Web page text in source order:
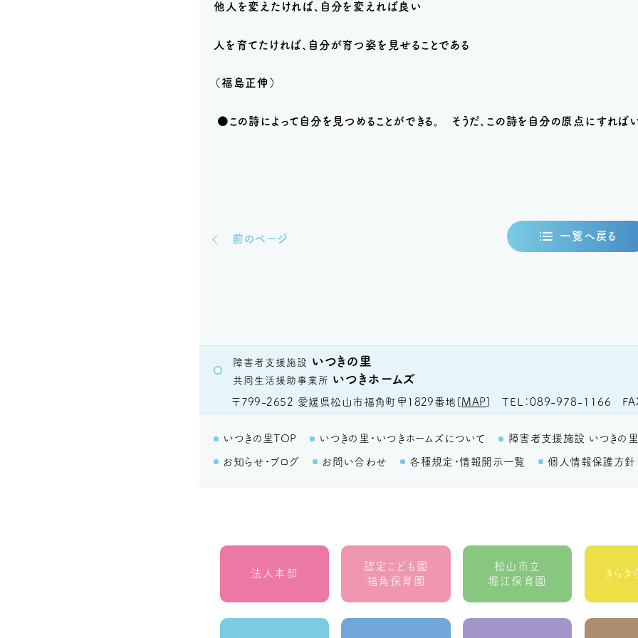
他人を変えたければ、自分を変えれば良い
人を育てたければ、自分が育つ姿を見せることである
（福島正伸）
●この詩によって自分を見つめることができる。 そうだ、この詩を自分の原点にすればい
前のページ 一覧へ戻る
障害者支援施設 いつきの里
共同生活援助事業所 いつきホームズ
〒799-2652 愛媛県松山市福角町甲1829番地 [MAP] TEL 089-978-1166
いつきの里TOP いつきの里・いつきホームズについて 障害者支援施設 いつきの里
お知らせ・ブログ お問い合わせ 各種規定・情報開示一覧 個人情報保護方針
法人本部
認定こども園
福角保育園
松山市立
堀江保育園
きらき